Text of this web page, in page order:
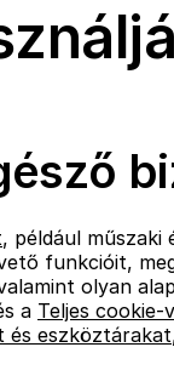
, például műszaki
funkcióit,
olyan
a Teljes cookie-
és eszköztárakat